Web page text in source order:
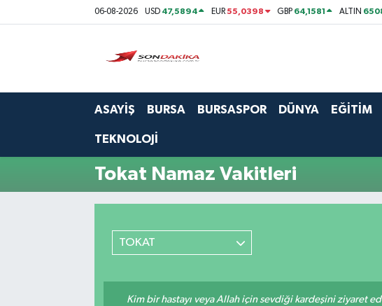
06-08-2026 USD 47,5894 EUR55,0398 GBP 64,1581 ALTIN
ASAYİŞ BURSA BURSASPOR DÜNYA EĞİTİM
TEKNOLOJİ
Tokat Namaz Vakitleri
TOKAT
Kim bir hastayı veya Allah için sevdiği kardeşini ziyaret
Ekonomi
Foto Galeri